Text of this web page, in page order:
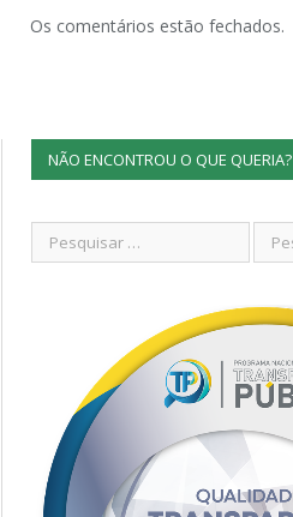
Os comentários estão fechados.
NÃO ENCONTROU O QUE QUERIA?